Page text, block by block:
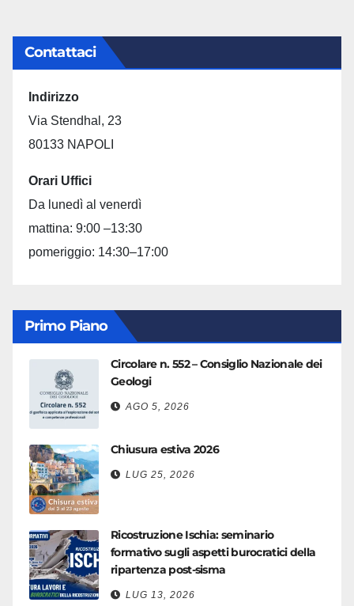
Contattaci
Indirizzo
Via Stendhal, 23
80133 NAPOLI
Orari Uffici
Da lunedì al venerdì
mattina: 9:00 –13:30
pomeriggio: 14:30–17:00
Primo Piano
Circolare n. 552 – Consiglio Nazionale dei
Geologi
AGO 5, 2026
Chiusura estiva 2026
LUG 25, 2026
Ricostruzione Ischia: seminario
formativo sugli aspetti burocratici della
ripartenza post-sisma
LUG 13, 2026